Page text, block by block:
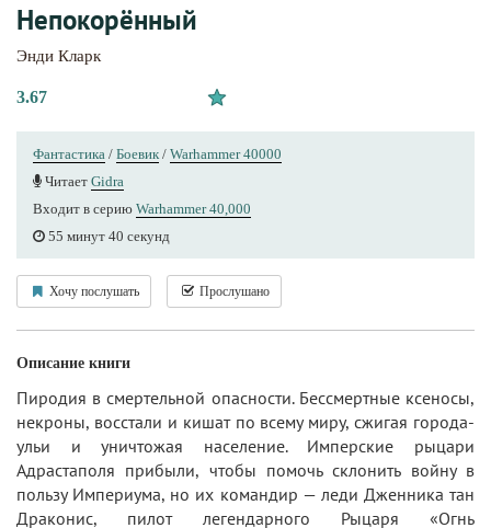
Непокорённый
Энди Кларк
3.67
Фантастика / Боевик / Warhammer 40000
Читает Gidra
Входит в серию Warhammer 40,000
55 минут 40 секунд
Хочу послушать Прослушано
Описание книги
Пиродия в смертельной опасности. Бессмертные ксеносы,
некроны, восстали и кишат по всему миру, сжигая города-
ульи и уничтожая население. Имперские рыцари
Адрастаполя прибыли, чтобы помочь склонить войну в
пользу Империума, но их командир — леди Дженника тан
Драконис, пилот легендарного Рыцаря «Огнь